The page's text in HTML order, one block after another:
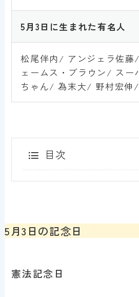
5月3 日に生まれた有名人
松尾伴内/ アンジェラ佐
ェームス・ブラウン/ スー
ちゃん/ 為末大/ 野村宏伸
目次
5月3日の記念日
憲法記念日